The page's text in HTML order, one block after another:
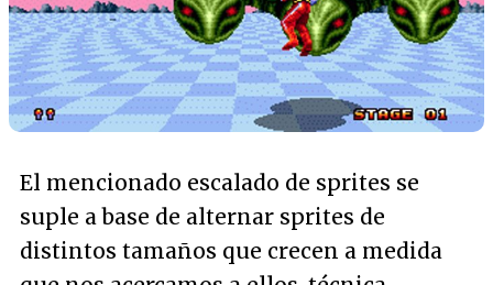
El mencionado escalado de sprites se
suple a base de alternar sprites de
distintos tamaños que crecen a medida